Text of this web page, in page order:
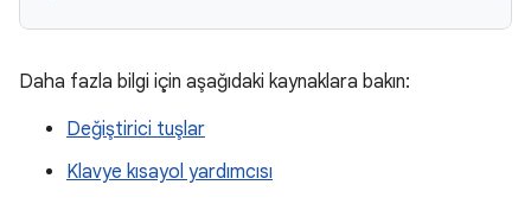
Daha fazla bilgi için aşağıdaki kaynaklara bakın:
Değiştirici tuşlar
Klavye kısayol yardımcısı